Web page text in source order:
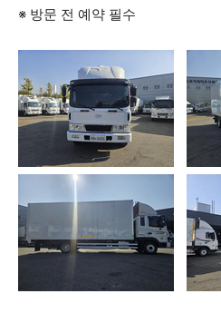
※ 방문 전 예약 필수